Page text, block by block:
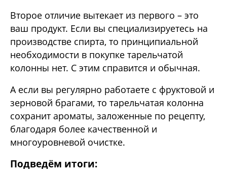
Второе отличие вытекает из первого – это
ваш продукт. Если вы специализируетесь на
производстве спирта, то принципиальной
необходимости в покупке тарельчатой
колонны нет. С этим справится и обычная.
А если вы регулярно работаете с фруктовой и
зерновой брагами, то тарельчатая колонна
сохранит ароматы, заложенные по рецепту,
благодаря более качественной и
многоуровневой очистке.
Подведём итоги: